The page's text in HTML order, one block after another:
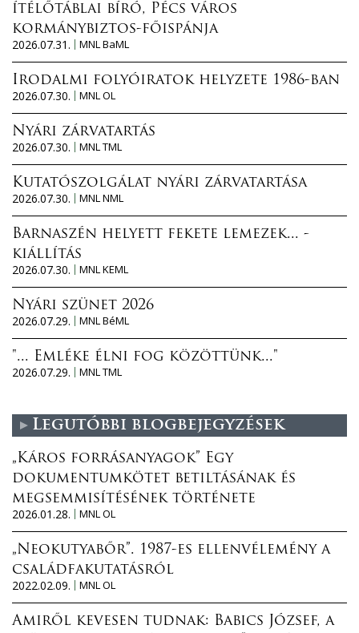
ítélőtáblai bíró, Pécs város
kormánybiztos-főispánja
2026.07.31.
MNL BaML
Irodalmi folyóiratok helyzete 1986-ban
2026.07.30.
MNL OL
Nyári zárvatartás
2026.07.30.
MNL TML
Kutatószolgálat nyári zárvatartása
2026.07.30.
MNL NML
Barnaszén helyett fekete lemezek... -
kiállítás
2026.07.30.
MNL KEML
Nyári szünet 2026
2026.07.29.
MNL BéML
"... Emléke élni fog közöttünk..."
2026.07.29.
MNL TML
Legutóbbi blogbejegyzések
„Káros forrásanyagok” Egy
dokumentumkötet betiltásának és
megsemmisítésének története
2026.01.28.
MNL OL
„Neokutyabőr”. 1987-es ellenvélemény a
családfakutatásról
2022.02.09.
MNL OL
Amiről kevesen tudnak: Babics József, a